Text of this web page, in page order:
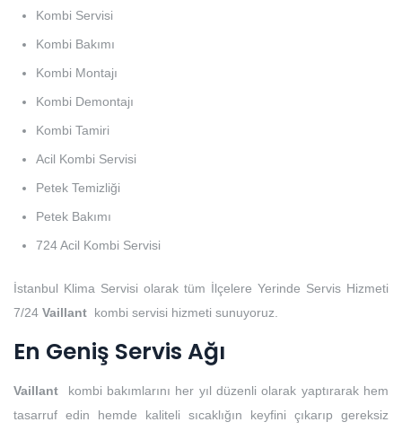
Kombi Servisi
Kombi Bakımı
Kombi Montajı
Kombi Demontajı
Kombi Tamiri
Acil Kombi Servisi
Petek Temizliği
Petek Bakımı
724 Acil Kombi Servisi
İstanbul Klima Servisi olarak tüm İlçelere Yerinde Servis Hizmeti
7/24 Vaillant kombi servisi hizmeti sunuyoruz.
En Geniş Servis Ağı
Vaillant kombi bakımlarını her yıl düzenli olarak yaptırarak hem
tasarruf edin hemde kaliteli sıcaklığın keyfini çıkarıp gereksiz